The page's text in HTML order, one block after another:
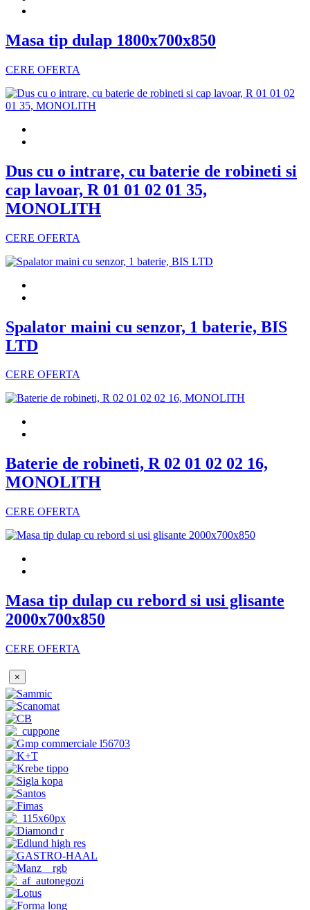
Masa tip dulap 1800x700x850
CERE OFERTA
Dus cu o intrare, cu baterie de robineti si
cap lavoar, R 01 01 02 01 35,
MONOLITH
CERE OFERTA
Spalator maini cu senzor, 1 baterie, BIS
LTD
CERE OFERTA
Baterie de robineti, R 02 01 02 02 16,
MONOLITH
CERE OFERTA
Masa tip dulap cu rebord si usi glisante
2000x700x850
CERE OFERTA
×